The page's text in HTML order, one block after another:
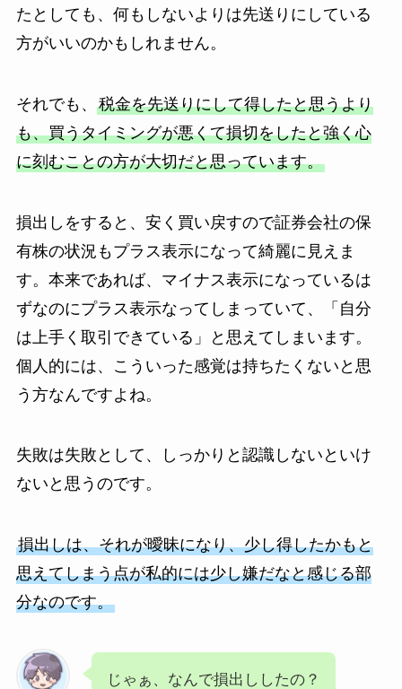
たとしても、何もしないよりは先送りにしている
方がいいのかもしれません。
それでも、 税金を先送りにして得したと思うより
も、買うタイミングが悪くて損切をしたと強く心
に刻むことの方が大切だと思っています。
損出しをすると、安く買い戻すので証券会社の保
有株の状況もプラス表示になって綺麗に見えま
す。本来であれば、マイナス表示になっているは
ずなのにプラス表示なってしまっていて、「自分
は上手く取引できている」と思えてしまいます。
個人的には、こういった感覚は持ちたくないと思
う方なんですよね。
失敗は失敗として、しっかりと認識しないといけ
ないと思うのです。
損出しは、それが曖昧になり、少し得したかもと
思えてしまう点が私的には少し嫌だなと感じる部
分なのです。
じゃぁ、なんで損出ししたの？